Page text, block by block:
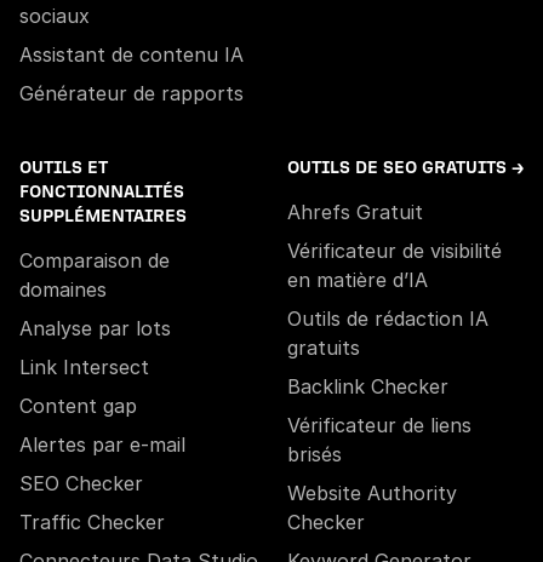
sociaux
Assistant de contenu IA
Générateur de rapports
OUTILS ET
FONCTIONNALITÉS
SUPPLÉMENTAIRES
Comparaison de
domaines
Analyse par lots
Link Intersect
Content gap
Alertes par e-mail
SEO Checker
Traffic Checker
OUTILS DE SEO GRATUITS →
Ahrefs Gratuit
Vérificateur de visibilité
en matière d’IA
Outils de rédaction IA
gratuits
Backlink Checker
Vérificateur de liens
brisés
Website Authority
Checker